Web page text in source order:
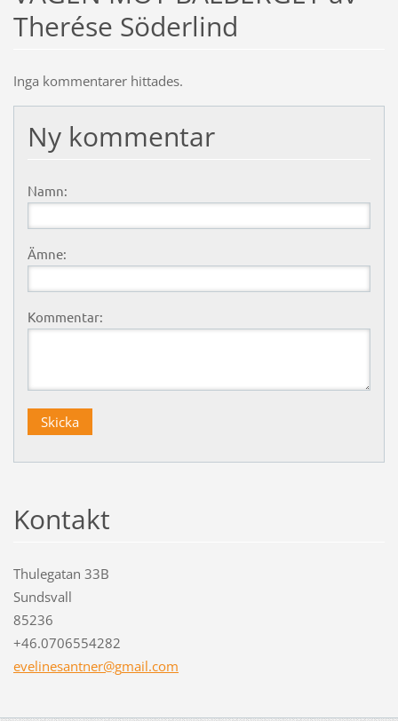
Therése Söderlind
Inga kommentarer hittades.
Ny kommentar
Namn:
Ämne:
Kommentar:
Kontakt
Thulegatan 33B
Sundsvall
85236
+46.0706554282
evelinesantner@gmail.com